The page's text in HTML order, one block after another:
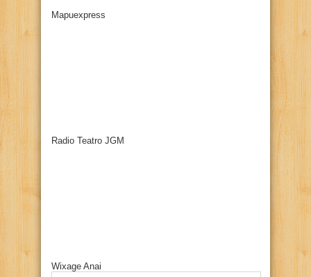
Mapuexpress
Radio Teatro JGM
Wixage Anai